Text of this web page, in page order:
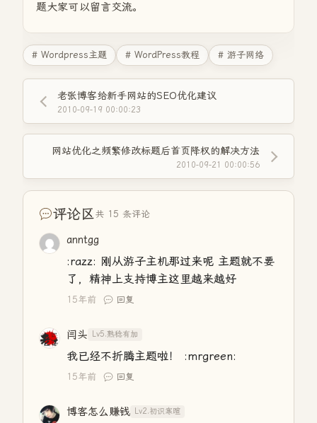
题大家可以留言交流。
# Wordpress主题 # WordPress教程 # 游子网络
老张博客给新手网站的SEO优化建议
2010-09-19 00:00:23
网站优化之频繁修改标题后首页降权的解决方法
2010-09-21 00:00:56
评论区共 15 条评论
anntgg
:razz: 刚从游子主机那过来呢 主题就不要
了，精神上支持博主这里越来越好
15年前 回复
闫头 Lv5.熟稔有加
我已经不折腾主题啦！ :mrgreen:
15年前 回复
博客怎么赚钱 Lv2.初识寒暄